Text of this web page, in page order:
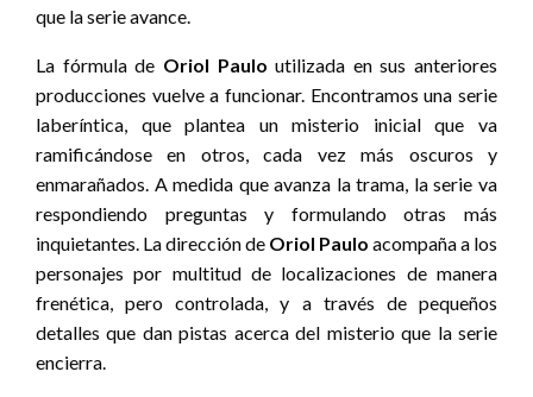
que la serie avance.
La fórmula de Oriol Paulo utilizada en sus anteriores
producciones vuelve a funcionar. Encontramos una serie
laberíntica, que plantea un misterio inicial que va
ramificándose en otros, cada vez más oscuros y
enmarañados. A medida que avanza la trama, la serie va
respondiendo preguntas y formulando otras más
inquietantes. La dirección de Oriol Paulo acompaña a los
personajes por multitud de localizaciones de manera
frenética, pero controlada, y a través de pequeños
detalles que dan pistas acerca del misterio que la serie
encierra.